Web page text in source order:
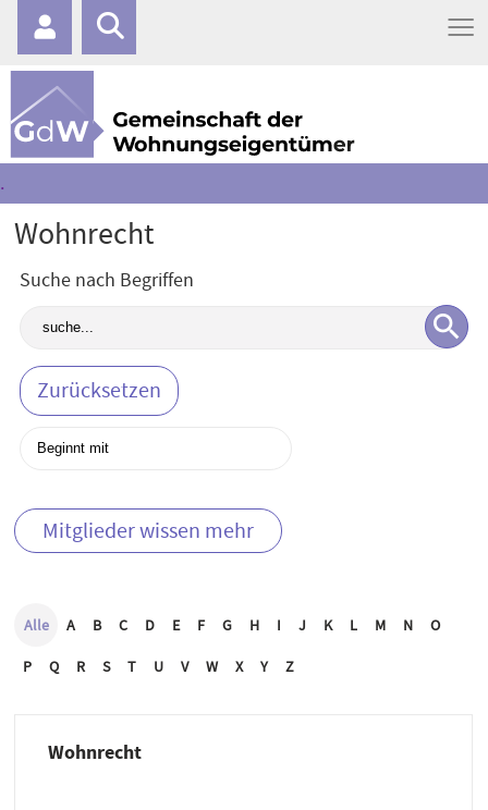
≡
.
Wohnrecht
Suche nach Begriffen
Mitglieder wissen mehr
Alle A B C D E F G H I J K L M N O
P Q R S T U V W X Y Z
Wohnrecht